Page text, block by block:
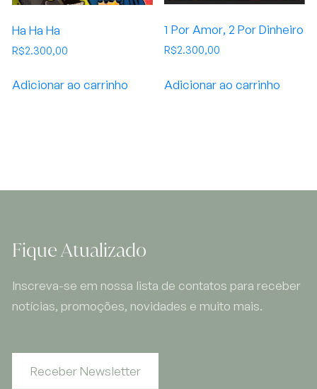
Ha Ha Ha
R$2.300,00
Adicionar ao carrinho
1 Por Amor, 2 Por Dinheiro
R$2.300,00
Adicionar ao carrinho
Fique Atualizado
Inscreva-se em nossa lista de contatos para receber
notícias, promoções, novidades e muito mais.
Receber Newsletter